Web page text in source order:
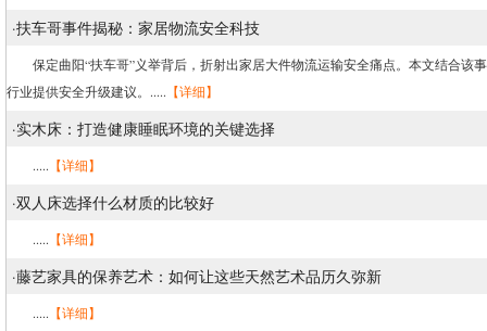
·扶车哥事件揭秘：家居物流安全科技
保定曲阳“扶车哥”义举背后，折射出家居大件物流运输安全痛点。本文结合该
行业提供安全升级建议。..... 【详细】
·实木床：打造健康睡眠环境的关键选择
..... 【详细】
·双人床选择什么材质的比较好
..... 【详细】
·藤艺家具的保养艺术：如何让这些天然艺术品历久弥新
..... 【详细】